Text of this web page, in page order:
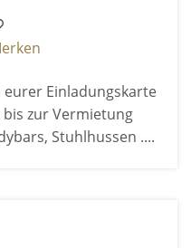
Einladungskarte
zur Vermietung
Stuhlhussen ....